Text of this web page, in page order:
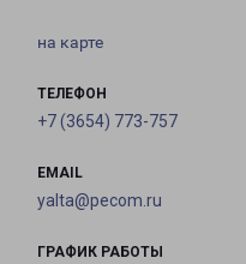
на карте
ТЕЛЕФОН
+7 (3654) 773-757
EMAIL
yalta@pecom.ru
ГРАФИК РАБОТЫ